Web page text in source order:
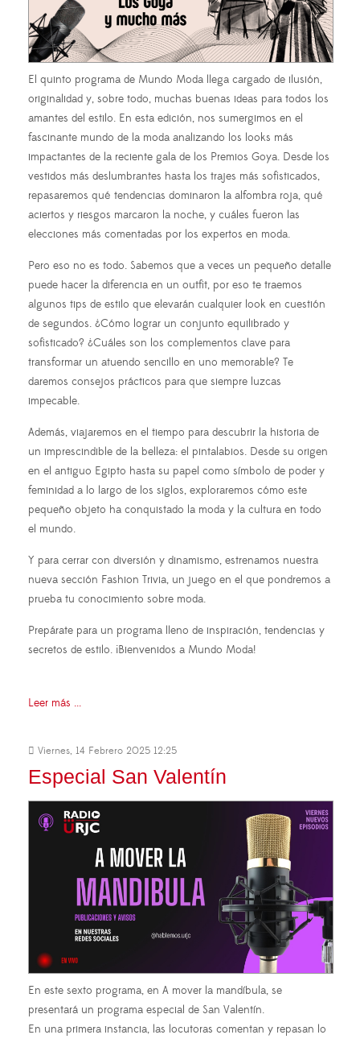
El quinto programa de Mundo Moda llega cargado de ilusión,
originalidad y, sobre todo, muchas buenas ideas para todos los
amantes del estilo. En esta edición, nos sumergimos en el
fascinante mundo de la moda analizando los looks más
impactantes de la reciente gala de los Premios Goya. Desde los
vestidos más deslumbrantes hasta los trajes más sofisticados,
repasaremos qué tendencias dominaron la alfombra roja, qué
aciertos y riesgos marcaron la noche, y cuáles fueron las
elecciones más comentadas por los expertos en moda.
Pero eso no es todo. Sabemos que a veces un pequeño detalle
puede hacer la diferencia en un outfit, por eso te traemos
algunos tips de estilo que elevarán cualquier look en cuestión
de segundos. ¿Cómo lograr un conjunto equilibrado y
sofisticado? ¿Cuáles son los complementos clave para
transformar un atuendo sencillo en uno memorable? Te
daremos consejos prácticos para que siempre luzcas
impecable.
Además, viajaremos en el tiempo para descubrir la historia de
un imprescindible de la belleza: el pintalabios. Desde su origen
en el antiguo Egipto hasta su papel como símbolo de poder y
feminidad a lo largo de los siglos, exploraremos cómo este
pequeño objeto ha conquistado la moda y la cultura en todo
el mundo.
Y para cerrar con diversión y dinamismo, estrenamos nuestra
nueva sección Fashion Trivia, un juego en el que pondremos a
prueba tu conocimiento sobre moda.
Prepárate para un programa lleno de inspiración, tendencias y
secretos de estilo. ¡Bienvenidos a Mundo Moda!
Leer más ...
Viernes, 14 Febrero 2025 12:25
Especial San Valentín
En este sexto programa, en A mover la mandíbula, se
presentará un programa especial de San Valentín.
En una primera instancia, las locutoras comentan y repasan lo